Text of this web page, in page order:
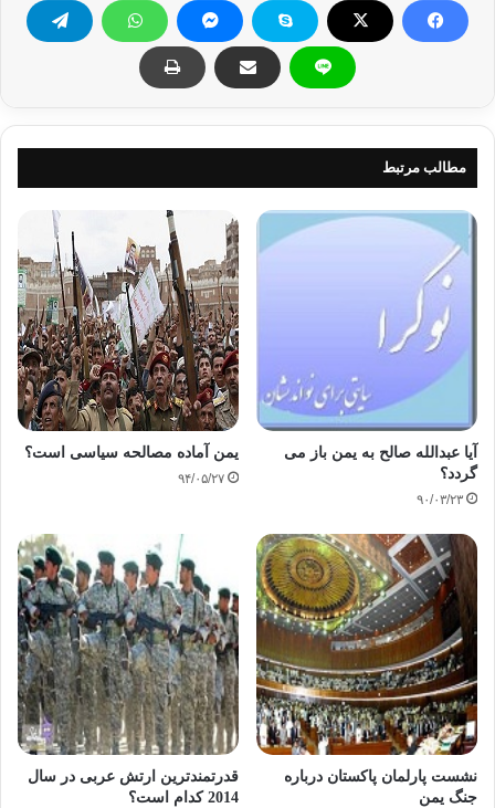
منبع: صلاح الدین. نت
کپی آدرس
مطالب مرتبط
آیا عبدالله صالح به یمن باز می
گردد؟
۹۰/۰۳/۲۳
یمن آماده مصالحه سیاسی است؟
۹۴/۰۵/۲۷
نشست پارلمان پاکستان درباره
جنگ یمن
قدرتمندترین ارتش‌ عربی در سال
2014 کدام است؟